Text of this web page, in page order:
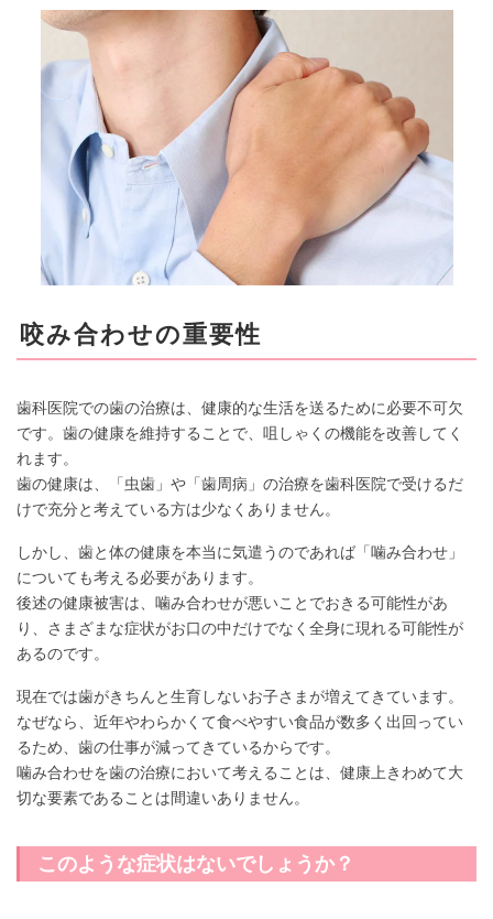
咬み合わせの重要性
歯科医院での歯の治療は、健康的な生活を送るために必要不可欠
です。歯の健康を維持することで、咀しゃくの機能を改善してく
れます。
歯の健康は、「虫歯」や「歯周病」の治療を歯科医院で受けるだ
けで充分と考えている方は少なくありません。
しかし、歯と体の健康を本当に気遣うのであれば「噛み合わせ」
についても考える必要があります。
後述の健康被害は、噛み合わせが悪いことでおきる可能性があ
り、さまざまな症状がお口の中だけでなく全身に現れる可能性が
あるのです。
現在では歯がきちんと生育しないお子さまが増えてきています。
なぜなら、近年やわらかくて食べやすい食品が数多く出回ってい
るため、歯の仕事が減ってきているからです。
噛み合わせを歯の治療において考えることは、健康上きわめて大
切な要素であることは間違いありません。
このような症状はないでしょうか？